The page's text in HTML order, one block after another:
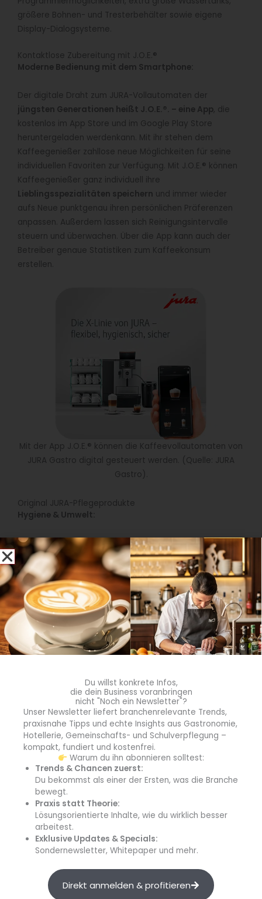
größere Bohnen- und Tresterbehälter sowie eigene
Display-Dialogsysteme.
Kontaktlose Zubereitung mit J.O.E.®
Moderne Bedienung mit dem Smartphone:
Der digitale Draht zum JURA-Vollautomaten der
jüngsten Generationen heißt J.O.E.®. – eine App, die
kostenlos im App Store und im Google Play Store
heruntergeladen werdenkann. Mit ihr stehen dem
Kaffeegenießer zahllose neue Möglichkeiten für seine
individuellen Favoriten zur Verfügung. Mit J.O.E.® können
Kaffeegenießer ganz individuell ihre
Lieblingsspezialitäten speichern und immer wieder
aufs Neue punktgenau ihren persönlichen Präferenzen
anpassen. Außerdem lassen sich Reinigungsintervalle
steuern und überwachen. Über die App kann auch der
Betreiber genaue Statistiken zum Kaffeekonsum
erstellen.
Mit der App J.O.E.® können die Kaffeevollautomaten von
JURA Gastro digital gesteuert werden. (Quelle: JURA
Gastro).
Original JURA-Pflegeprodukte
Hygiene & Umwelt:
Eine ausgeprägte Ökointelligenz hat bei JURA Gastro
genauso Tradition wie der nachhaltige Umgang mit
Ressourcen, Energie und Umwelt. Diesen Prinzipien ist
auch das umfangreiche Sortiment an Service- und
Pflegeprodukten verpflichtet, das die JURA Gastro
Vertriebs-GmbH aus Grainau bereit hält. Hochwertige
JURA-Wasserfilter und JURA-Reinigungs-produkte
garantieren maximalen Kaffeegenuss ebenso wie
maximalen Maschinenschutz. Die exakt auf die
Original-Pflegeprodukte garantierenTÜV-zertifizierte
Hygiene und Sauberkeitfür jeden JURA-Gastro-
Vollautomaten. Wasserfilter, Milchsystem-Reiniger, Zwei-
Phasen-Reinigungstabletten und Entkalkungstabletten
schonen außerdem die Umwelt und helfen, Energie zu
sparen.
JURA-Gerätefinder
Für besten Kaffeegenuss – wir haben die perfekte
Lösung:
Mit demGerätefinder von JURAfinden Sie den
passendenKaffeevollautomaten für Ihre individuellen
Hotel, zwischendurch in einer kleinen Bar, in der Bäckerei
oder beim Catering – der JURA-Gerätefinder ermittelt
Du willst konkrete Infos,
die dein Business voranbringen
nicht "Noch ein Newsletter"?
Unser Newsletter liefert branchenrelevante Trends,
praxisnahe Tipps und echte Insights aus Gastronomie,
Hotellerie, Gemeinschafts- und Schulverpflegung –
kompakt, fundiert und kostenfrei.
Warum du ihn abonnieren solltest:
Trends & Chancen zuerst:
Du bekommst als einer der Ersten, was die Branche
bewegt.
Praxis statt Theorie:
Lösungsorientierte Inhalte, wie du wirklich besser
arbeitest.
Exklusive Updates & Specials:
Sondernewsletter, Whitepaper und mehr.
Direkt anmelden & profitieren